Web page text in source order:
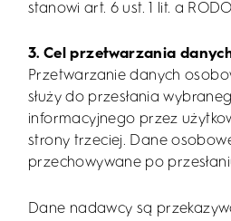
stanowi art. 6 ust. 1 lit. a
3. Cel przetwarzania
Przetwarzanie danych
służy do przesłania
informacyjnego przez
strony trzeciej. Dane
przechowywane po
Dane nadawcy są